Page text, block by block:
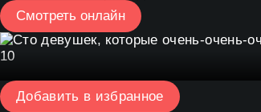
Смотреть онлайн
10
Добавить в избранное